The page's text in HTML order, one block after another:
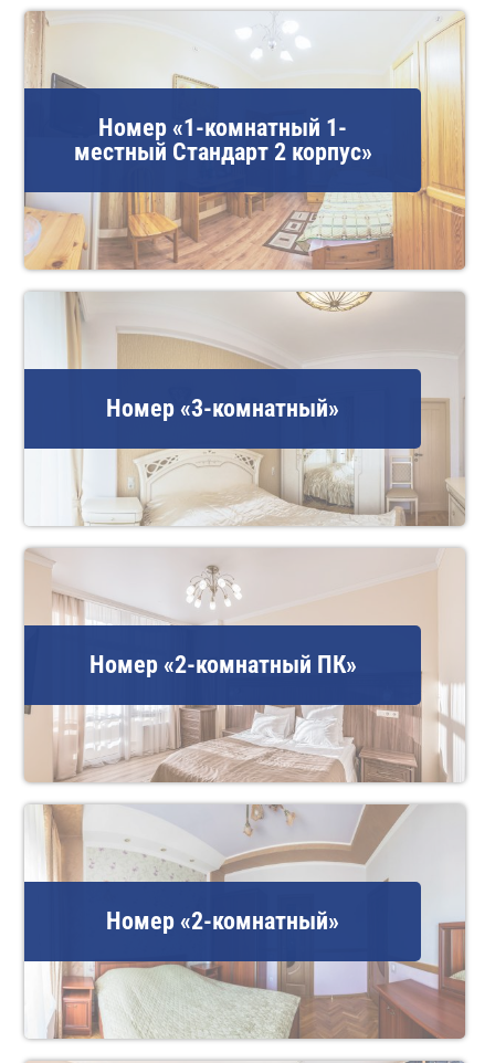
Номер «1-комнатный 1-
местный Стандарт 2 корпус»
Номер «3-комнатный»
Номер «2-комнатный ПК»
Номер «2-комнатный»